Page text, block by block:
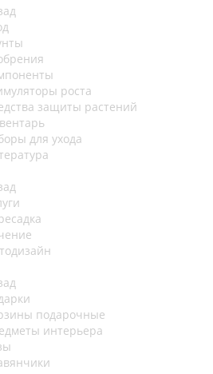
роста
защиты растений
для ухода
подарочные
интерьера